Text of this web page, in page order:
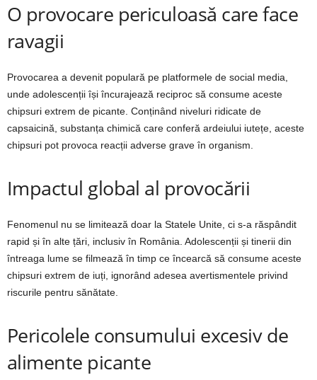
O provocare periculoasă care face
ravagii
Provocarea a devenit populară pe platformele de social media,
unde adolescenții își încurajează reciproc să consume aceste
chipsuri extrem de picante. Conținând niveluri ridicate de
capsaicină, substanța chimică care conferă ardeiului iutețe, aceste
chipsuri pot provoca reacții adverse grave în organism.
Impactul global al provocării
Fenomenul nu se limitează doar la Statele Unite, ci s-a răspândit
rapid și în alte țări, inclusiv în România. Adolescenții și tinerii din
întreaga lume se filmează în timp ce încearcă să consume aceste
chipsuri extrem de iuți, ignorând adesea avertismentele privind
riscurile pentru sănătate.
Pericolele consumului excesiv de
alimente picante